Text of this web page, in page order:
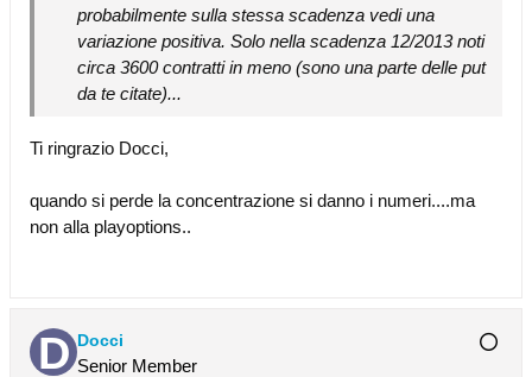
probabilmente sulla stessa scadenza vedi una
variazione positiva. Solo nella scadenza 12/2013 noti
circa 3600 contratti in meno (sono una parte delle put
da te citate)...
Ti ringrazio Docci,
quando si perde la concentrazione si danno i numeri....ma
non alla playoptions..
Docci
Senior Member